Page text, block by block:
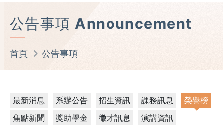
公告事項 Announcement
首頁 公告事項
最新消息 系辦公告 招生資訊 課務訊息
榮譽榜
焦點新聞
獎助學金 徵才訊息
演講資訊